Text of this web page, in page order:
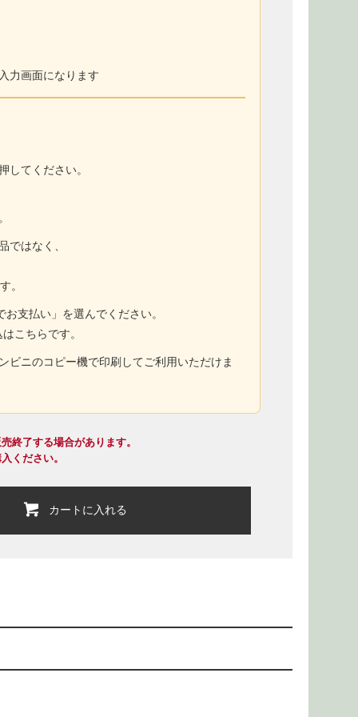
力画面になります
してください。
ではなく、
。
支払い」を選んでください。
こちらです。
ビニのコピー機で印刷してご利用いただけま
終了する場合があります。
ください。
カートに入れる